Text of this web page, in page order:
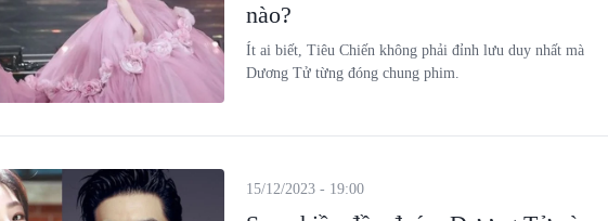
nào?
Ít ai biết, Tiêu Chiến không phải đỉnh lưu duy nhất mà
Dương Tử từng đóng chung phim.
15/12/2023 - 19:00